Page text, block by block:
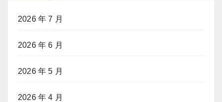
2026 年 7 月
2026 年 6 月
2026 年 5 月
2026 年 4 月